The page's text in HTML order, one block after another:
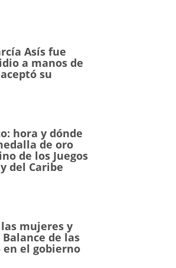
Asís fue
a manos de
su
hora y dónde
de oro
de los Juegos
del Caribe
mujeres y
Balance de las
el gobierno